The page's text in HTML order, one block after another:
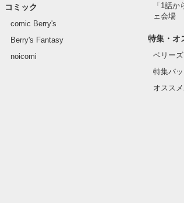
コミック
comic Berry's
Berry's Fantasy
noicomi
「1話
ェ会場
特集・オ
ベリー
特集バ
オスス